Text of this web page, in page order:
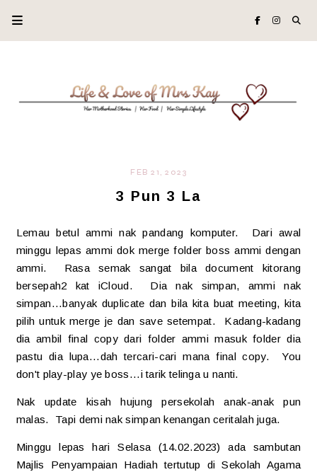
FEB 21, 2023
3 Pun 3 La
Lemau betul ammi nak pandang komputer. Dari awal
minggu lepas ammi dok merge folder boss ammi dengan
ammi. Rasa semak sangat bila document kitorang
bersepah2 kat iCloud. Dia nak simpan, ammi nak
simpan...banyak duplicate dan bila kita buat meeting, kita
pilih untuk merge je dan save setempat. Kadang-kadang
dia ambil final copy dari folder ammi masuk folder dia
pastu dia lupa...dah tercari-cari mana final copy. You
don't play-play ye boss...i tarik telinga u nanti.
Nak update kisah hujung persekolah anak-anak pun
malas. Tapi demi nak simpan kenangan ceritalah juga.
Minggu lepas hari Selasa (14.02.2023) ada sambutan
Majlis Penyampaian Hadiah tertutup di Sekolah Agama